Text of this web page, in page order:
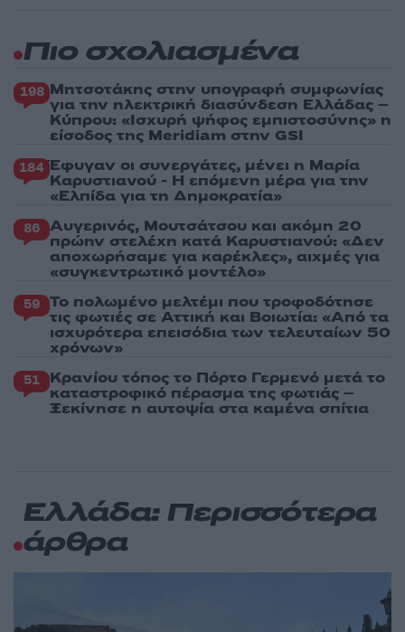
Πιο σχολιασμένα
198 Μητσοτάκης στην υπογραφή συμφωνίας
για την ηλεκτρική διασύνδεση Ελλάδας –
Κύπρου: «Ισχυρή ψήφος εμπιστοσύνης» η
είσοδος της Meridiam στην GSI
184 Έφυγαν οι συνεργάτες, μένει η Μαρία
Καρυστιανού - Η επόμενη μέρα για την
«Ελπίδα για τη Δημοκρατία»
86 Αυγερινός, Μουτσάτσου και ακόμη 20
πρώην στελέχη κατά Καρυστιανού: «Δεν
αποχωρήσαμε για καρέκλες», αιχμές για
«συγκεντρωτικό μοντέλο»
59 Το πολωμένο μελτέμι που τροφοδότησε
τις φωτιές σε Αττική και Βοιωτία: «Από τα
ισχυρότερα επεισόδια των τελευταίων 50
χρόνων»
51 Κρανίου τόπος το Πόρτο Γερμενό μετά το
καταστροφικό πέρασμα της φωτιάς –
Ξεκίνησε η αυτοψία στα καμένα σπίτια
Ελλάδα: Περισσότερα
άρθρα